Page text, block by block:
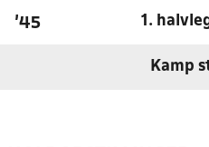
'45 1.
Kamp